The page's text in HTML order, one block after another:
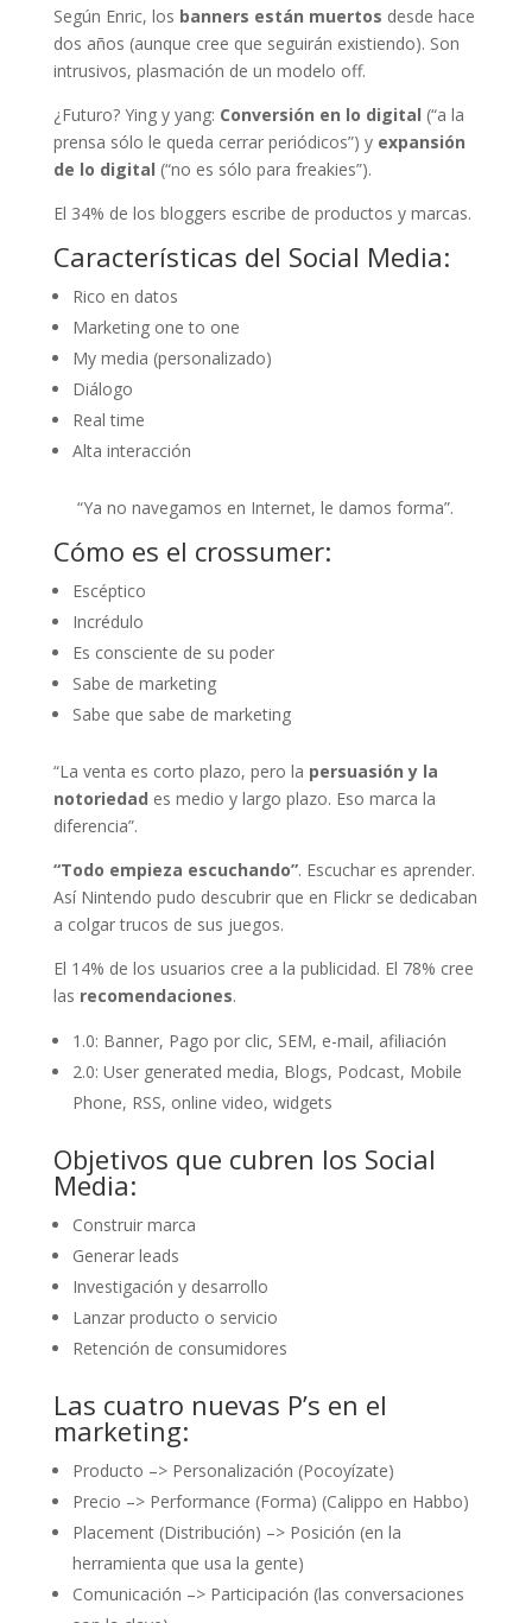
Según Enric, los banners están muertos desde hace
dos años (aunque cree que seguirán existiendo). Son
intrusivos, plasmación de un modelo off.
¿Futuro? Ying y yang: Conversión en lo digital (“a la
prensa sólo le queda cerrar periódicos”) y expansión
de lo digital (“no es sólo para freakies”).
El 34% de los bloggers escribe de productos y marcas.
Características del Social Media:
Rico en datos
Marketing one to one
My media (personalizado)
Diálogo
Real time
Alta interacción
“Ya no navegamos en Internet, le damos forma”.
Cómo es el crossumer:
Escéptico
Incrédulo
Es consciente de su poder
Sabe de marketing
Sabe que sabe de marketing
“La venta es corto plazo, pero la persuasión y la
notoriedad es medio y largo plazo. Eso marca la
diferencia”.
“Todo empieza escuchando”. Escuchar es aprender.
Así Nintendo pudo descubrir que en Flickr se dedicaban
a colgar trucos de sus juegos.
El 14% de los usuarios cree a la publicidad. El 78% cree
las recomendaciones.
1.0: Banner, Pago por clic, SEM, e-mail, afiliación
2.0: User generated media, Blogs, Podcast, Mobile
Phone, RSS, online video, widgets
Objetivos que cubren los Social
Media:
Construir marca
Generar leads
Investigación y desarrollo
Lanzar producto o servicio
Retención de consumidores
Las cuatro nuevas P’s en el
marketing:
Producto –> Personalización (Pocoyízate)
Precio –> Performance (Forma) (Calippo en Habbo)
Placement (Distribución) –> Posición (en la
herramienta que usa la gente)
Comunicación –> Participación (las conversaciones